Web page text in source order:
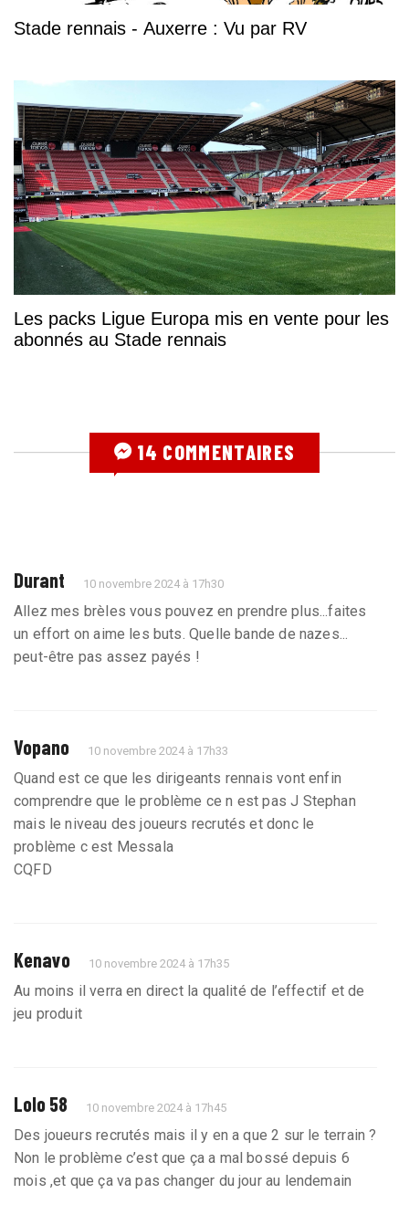
Stade rennais - Auxerre : Vu par RV
Les packs Ligue Europa mis en vente pour les
abonnés au Stade rennais
14 COMMENTAIRES
Durant 10 novembre 2024 à 17h30
Allez mes brèles vous pouvez en prendre plus...faites
un effort on aime les buts. Quelle bande de nazes...
peut-être pas assez payés !
Vopano 10 novembre 2024 à 17h33
Quand est ce que les dirigeants rennais vont enfin
comprendre que le problème ce n est pas J Stephan
mais le niveau des joueurs recrutés et donc le
problème c est Messala
CQFD
Kenavo 10 novembre 2024 à 17h35
Au moins il verra en direct la qualité de l’effectif et de
jeu produit
Lolo 58 10 novembre 2024 à 17h45
Des joueurs recrutés mais il y en a que 2 sur le terrain ?
Non le problème c’est que ça a mal bossé depuis 6
mois ,et que ça va pas changer du jour au lendemain